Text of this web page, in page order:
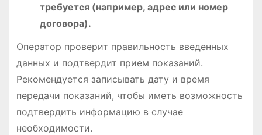
требуется (например, адрес или номер
договора).
Оператор проверит правильность введенных
данных и подтвердит прием показаний.
Рекомендуется записывать дату и время
передачи показаний, чтобы иметь возможность
подтвердить информацию в случае
необходимости.